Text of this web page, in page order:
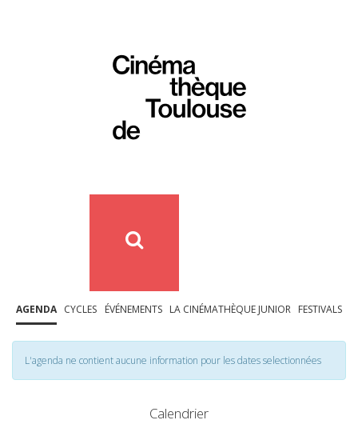
AGENDA CYCLES ÉVÉNEMENTS LA CINÉMATHÈQUE JUNIOR FESTIVALS
L'agenda ne contient aucune information pour les dates selectionnées
Calendrier